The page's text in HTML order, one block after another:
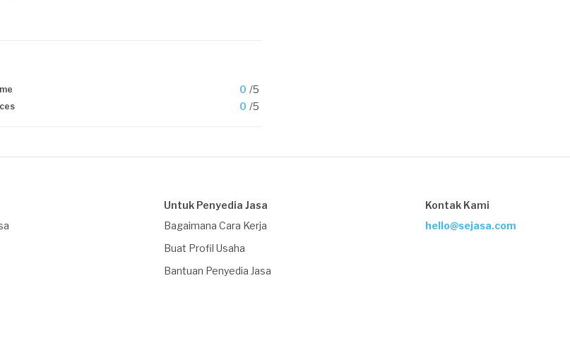
0 /5
0 /5
Untuk Penyedia Jasa
Bagaimana Cara Kerja
Buat Profil Usaha
Bantuan Penyedia Jasa
Kontak Kami
hello@sejasa.com